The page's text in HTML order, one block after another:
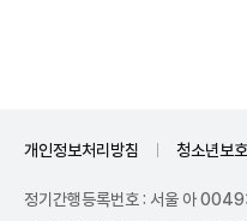
개인정보처리방침 청소년보
정기간행등록번호 : 서울 아